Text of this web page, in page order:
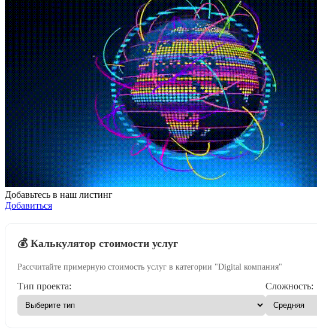
Добавьтесь в наш листинг
Добавиться
💰 Калькулятор стоимости услуг
Рассчитайте примерную стоимость услуг в категории "Digital компания"
Тип проекта: Сложность: